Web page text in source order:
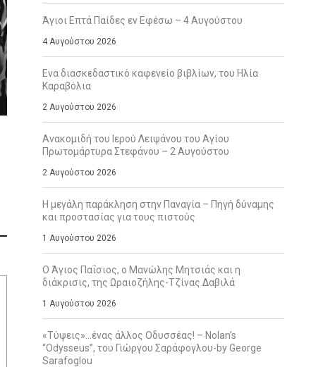
Άγιοι Επτά Παίδες εν Εφέσω – 4 Αυγούστου
4 Αυγούστου 2026
Ενα διασκεδαστικό καφενείο βιβλίων, του Ηλία
Καραβόλια
2 Αυγούστου 2026
Ανακομιδή του Ιερού Λειψάνου του Αγίου
Πρωτομάρτυρα Στεφάνου – 2 Αυγούστου
2 Αυγούστου 2026
Η μεγάλη παράκληση στην Παναγία – Πηγή δύναμης
και προστασίας για τους πιστούς
1 Αυγούστου 2026
Ο Άγιος Παΐσιος, ο Μανώλης Μητσιάς και η
διάκρισις, της Ωραιοζήλης-Τζίνας Δαβιλά
1 Αυγούστου 2026
«Τύψεις»…ένας άλλος Οδυσσέας! – Nolan’s
“Odysseus”, του Γιώργου Σαράφογλου-by George
Sarafoglou